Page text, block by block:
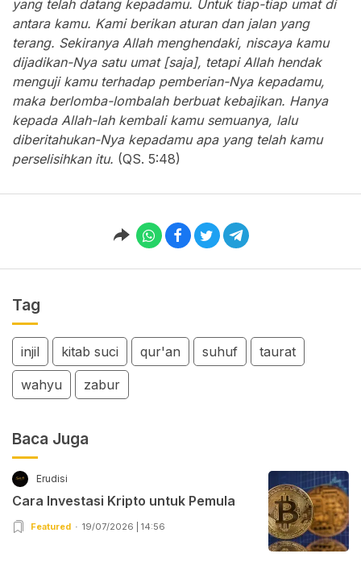
yang telah datang kepadamu. Untuk tiap-tiap umat di
antara kamu. Kami berikan aturan dan jalan yang
terang. Sekiranya Allah menghendaki, niscaya kamu
dijadikan-Nya satu umat [saja], tetapi Allah hendak
menguji kamu terhadap pemberian-Nya kepadamu,
maka berlomba-lombalah berbuat kebajikan. Hanya
kepada Allah-lah kembali kamu semuanya, lalu
diberitahukan-Nya kepadamu apa yang telah kamu
perselisihkan itu. (QS. 5:48)
Tag
injil kitab suci qur'an suhuf taurat
wahyu zabur
Baca Juga
Erudisi
Cara Investasi Kripto untuk Pemula
Featured 19/07/2026 | 14:56